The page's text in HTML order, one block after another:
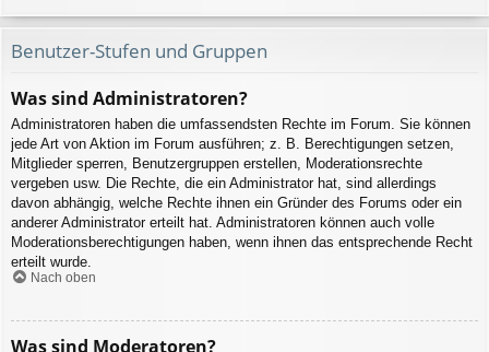
Benutzer-Stufen und Gruppen
Was sind Administratoren?
Administratoren haben die umfassendsten Rechte im Forum. Sie können
jede Art von Aktion im Forum ausführen; z. B. Berechtigungen setzen,
Mitglieder sperren, Benutzergruppen erstellen, Moderationsrechte
vergeben usw. Die Rechte, die ein Administrator hat, sind allerdings
davon abhängig, welche Rechte ihnen ein Gründer des Forums oder ein
anderer Administrator erteilt hat. Administratoren können auch volle
Moderationsberechtigungen haben, wenn ihnen das entsprechende Recht
erteilt wurde.
Nach oben
Was sind Moderatoren?